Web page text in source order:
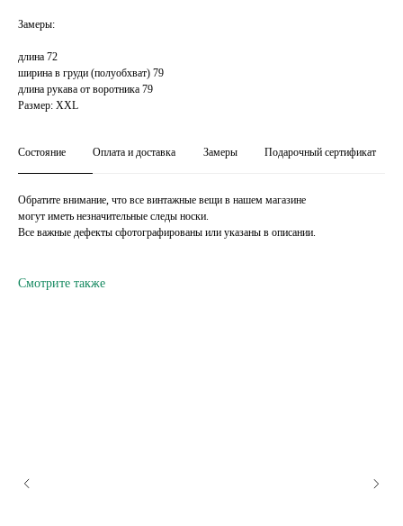
Замеры:
длина 72
ширина в груди (полуобхват) 79
длина рукава от воротника 79
Размер: XXL
Состояние Оплата и доставка Замеры Подарочный сертификат
Обратите внимание, что все винтажные вещи в нашем магазине
могут иметь незначительные следы носки.
Все важные дефекты сфотографированы или указаны в описании.
Смотрите также